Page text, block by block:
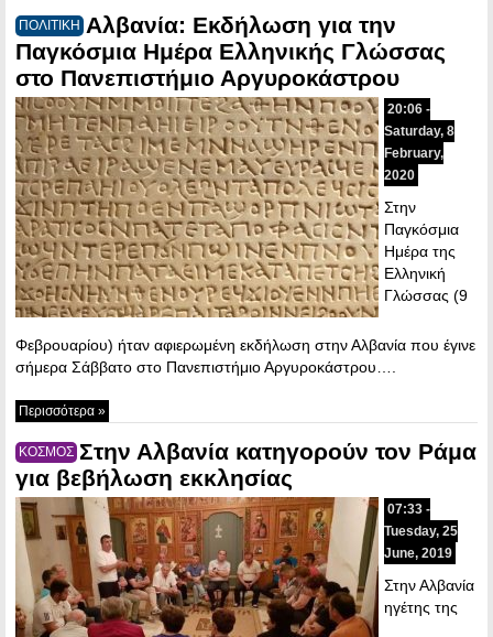
ΠΟΛΙΤΙΚΗ Αλβανία: Εκδήλωση για την
Παγκόσμια Ημέρα Ελληνικής Γλώσσας
στο Πανεπιστήμιο Αργυροκάστρου
20:06 -
Saturday, 8
February,
2020
Στην
Παγκόσμια
Ημέρα της
Ελληνική
Γλώσσας (9
Φεβρουαρίου) ήταν αφιερωμένη εκδήλωση στην Αλβανία που έγινε
σήμερα Σάββατο στο Πανεπιστήμιο Αργυροκάστρου….
Περισσότερα »
ΚΟΣΜΟΣ Στην Αλβανία κατηγορούν τον Ράμα
για βεβήλωση εκκλησίας
07:33 -
Tuesday, 25
June, 2019
Στην Αλβανία
ηγέτης της